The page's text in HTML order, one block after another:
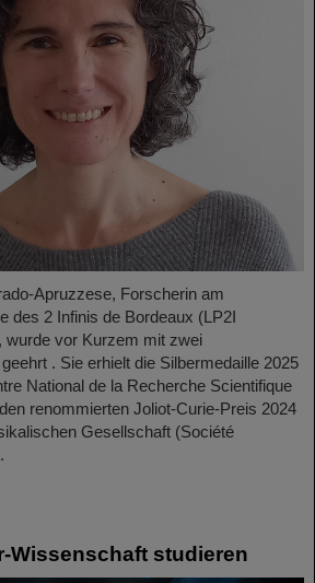
Apruzzese, Forscherin am
des 2 Infinis de Bordeaux (LP2I
wurde vor Kurzem mit zwei
. Sie erhielt die Silbermedaille 2025
National de la Recherche Scientifique
renommierten Joliot-Curie-Preis 2024
Gesellschaft (Société
Wissenschaft studieren